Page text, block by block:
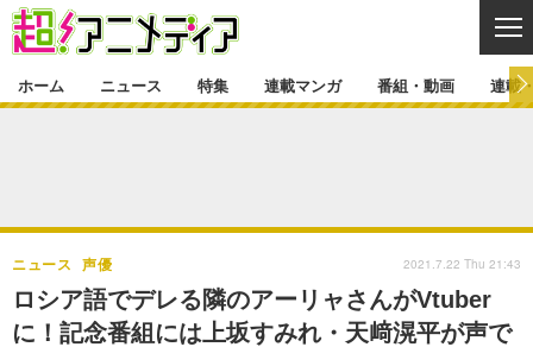
ゲーム・アプリ マンガ
グッズ イベント
特集一覧 カバー
ラキりす
連載マンガ
連載マンガ一覧
番組・動画
番組・動画一覧 ラジオ
連載・ブログ
ホーム ニュース 特集 連載マンガ 番組・動画 連載
ロシア語でデレる隣のアーリャさんがVtuber
に！記念番組には上坂すみれ・天﨑滉平が声で
ニュース 声優 2021.7.22 Thu 21:43